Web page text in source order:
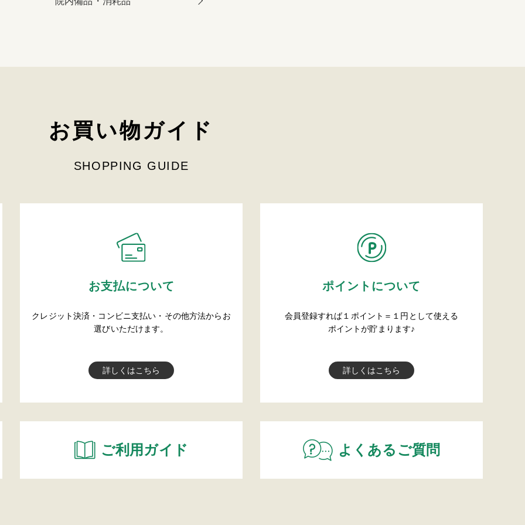
お買い物ガイド
SHOPPING GUIDE
お支払について
クレジット決済・コンビニ支払い・その他方法からお
選びいただけます。
詳しくはこちら
ポイントについて
会員登録すれば１ポイント＝１円として使える
ポイントが貯まります♪
詳しくはこちら
ご利用ガイド よくあるご質問